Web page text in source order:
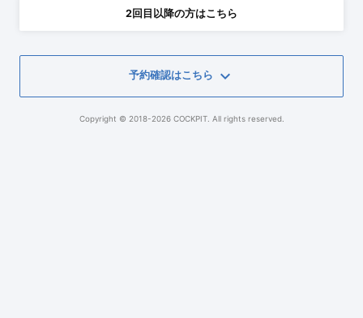
2回目以降の方はこちら
予約確認はこちら keyboard_arrow_down
Copyright © 2018-2026 COCKPIT. All rights reserved.